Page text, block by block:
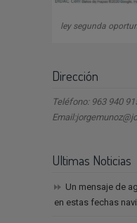
ley segunda
Dirección
Teléfono: 963 940
Ultimas Noticias
Un mensaje de
en estas fechas